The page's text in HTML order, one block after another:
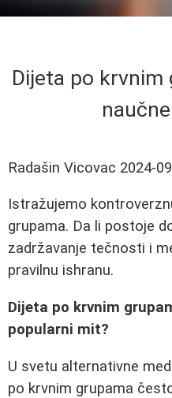
Dijeta po krvnim
Radašin Vicovac 2024-
Istražujemo
grupama. Da li postoje
zadržavanje tečnosti i
pravilnu ishranu.
Dijeta po krvnim
popularni mit?
U svetu alternativne
po krvnim grupama